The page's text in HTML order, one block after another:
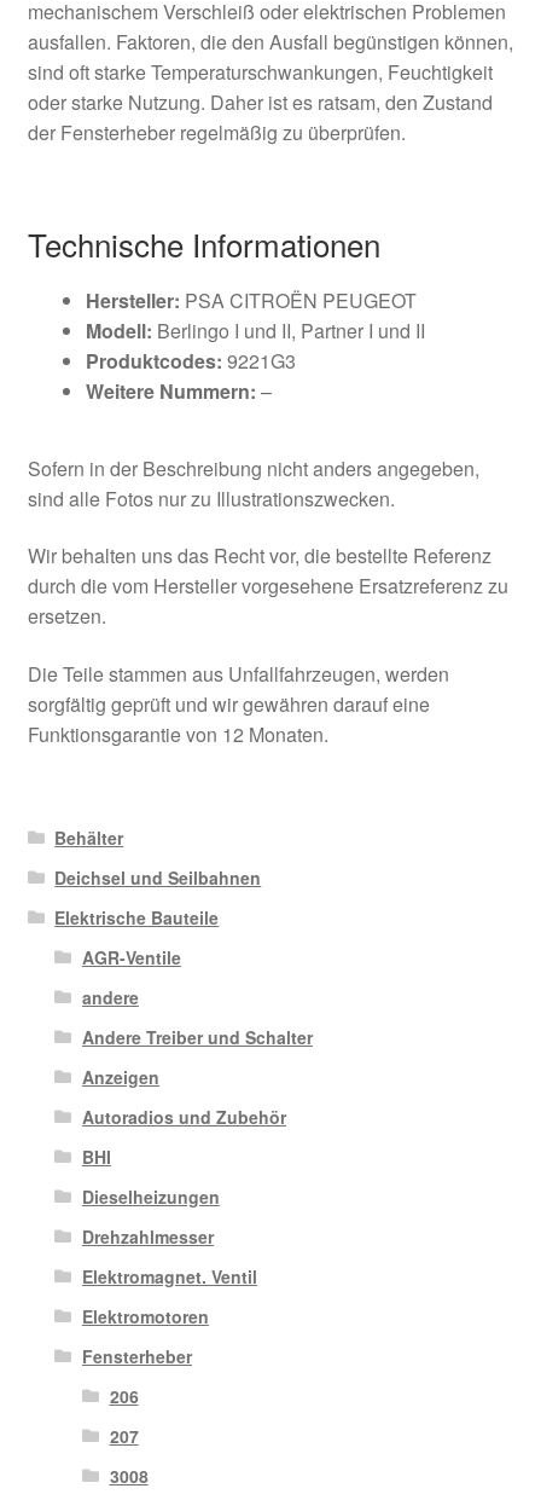
mechanischem Verschleiß oder elektrischen Problemen
ausfallen. Faktoren, die den Ausfall begünstigen können,
sind oft starke Temperaturschwankungen, Feuchtigkeit
oder starke Nutzung. Daher ist es ratsam, den Zustand
der Fensterheber regelmäßig zu überprüfen.
Technische Informationen
Hersteller: PSA CITROËN PEUGEOT
Modell: Berlingo I und II, Partner I und II
Produktcodes: 9221G3
Weitere Nummern: –
Sofern in der Beschreibung nicht anders angegeben,
sind alle Fotos nur zu Illustrationszwecken.
Wir behalten uns das Recht vor, die bestellte Referenz
durch die vom Hersteller vorgesehene Ersatzreferenz zu
ersetzen.
Die Teile stammen aus Unfallfahrzeugen, werden
sorgfältig geprüft und wir gewähren darauf eine
Funktionsgarantie von 12 Monaten.
Behälter
Deichsel und Seilbahnen
Elektrische Bauteile
AGR-Ventile
andere
Andere Treiber und Schalter
Anzeigen
Autoradios und Zubehör
BHI
Dieselheizungen
Drehzahlmesser
Elektromagnet. Ventil
Elektromotoren
Fensterheber
206
207
3008